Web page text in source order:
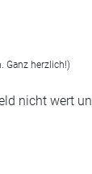
Ganz herzlich!)
nicht wert